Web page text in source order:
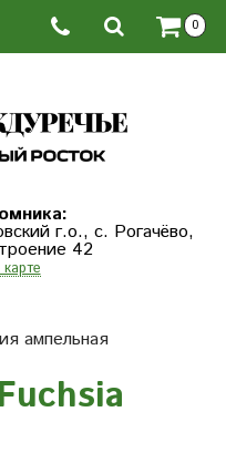
0
г.о., с. Рогачёво,
42
ампельная